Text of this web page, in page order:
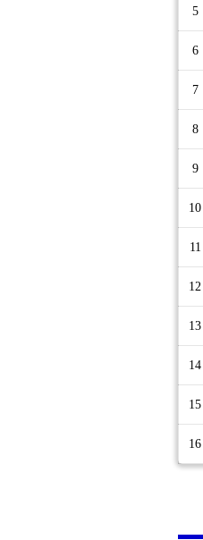
5
6
7
8
9
10
11
12
13
14
15
16